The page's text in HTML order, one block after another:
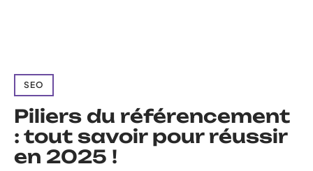
SEO
Piliers du référencement
: tout savoir pour réussir
en 2025 !